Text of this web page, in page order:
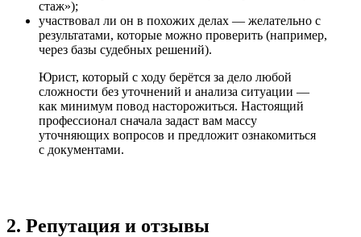
стаж»);
участвовал ли он в похожих делах — желательно с
результатами, которые можно проверить (например,
через базы судебных решений).
Юрист, который с ходу берётся за дело любой
сложности без уточнений и анализа ситуации —
как минимум повод насторожиться. Настоящий
профессионал сначала задаст вам массу
уточняющих вопросов и предложит ознакомиться
с документами.
2. Репутация и отзывы